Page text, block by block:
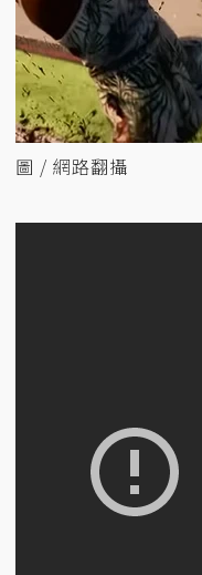
圖 / 網路翻攝